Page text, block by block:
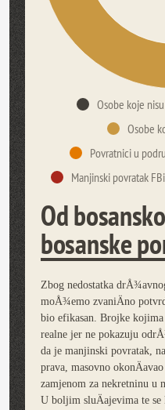
Osobe koje
Osobe
Povratnici u
Manjinski povratak
Od
bosanske
Zbog nedostatka
moÅ¾emo zvaniÄno
bio efikasan. Brojke
realne jer ne pokazuju
da je manjinski povratak,
prava, masovno
zamjenom za nekretninu u
U boljim sluÄajevima te